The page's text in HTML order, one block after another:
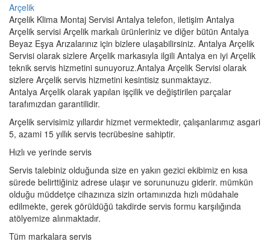
Arçelik
Arçelik Klima Montaj Servisi Antalya telefon, iletişim Antalya
Arçelik servisi Arçelik markalı ürünleriniz ve diğer bütün Antalya
Beyaz Eşya Arızalarınız için bizlere ulaşabilirsiniz. Antalya Arçelik
Servisi olarak sizlere Arçelik markasıyla ilgili Antalya en iyi Arçelik
teknik servis hizmetini sunuyoruz.Antalya Arçelik Servisi olarak
sizlere Arçelik servis hizmetini kesintisiz sunmaktayız.
Antalya Arçelik olarak yapılan işçilik ve değiştirilen parçalar
tarafımızdan garantilidir.
Arçelik servisimiz yıllardır hizmet vermektedir, çalışanlarımız asgari
5, azami 15 yıllık servis tecrübesine sahiptir.
Hızlı ve yerinde servis
Servis talebiniz olduğunda size en yakın gezici ekibimiz en kısa
sürede belirttiğiniz adrese ulaşır ve sorununuzu giderir. mümkün
olduğu müddetçe cihazınıza sizin ortamınızda hızlı müdahale
edilmekte, gerek görüldüğü takdirde servis formu karşılığında
atölyemize alınmaktadır.
Tüm markalara servis